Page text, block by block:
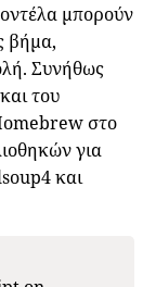
μπορούν
βήμα,
Συνήθως
του
στο
για
και